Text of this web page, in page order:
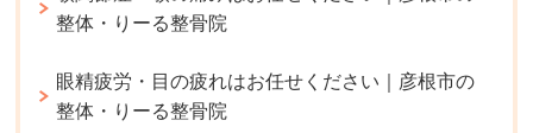
整体・りーる整骨院
眼精疲労・目の疲れはお任せください｜彦根市の
整体・りーる整骨院